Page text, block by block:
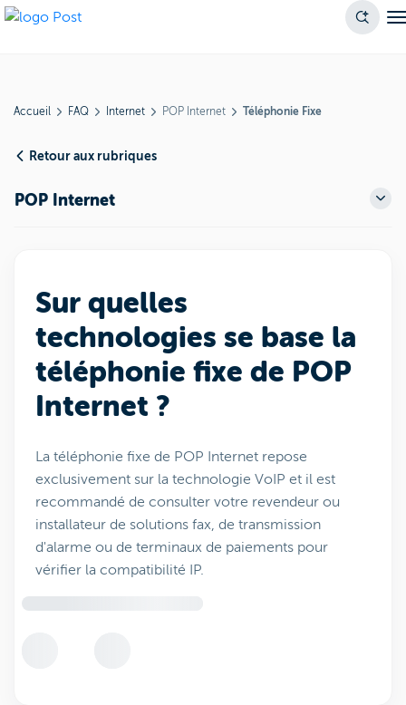
Accueil FAQ Internet POP Internet Téléphonie Fixe
Retour aux rubriques
POP Internet
Sur quelles
technologies se base la
téléphonie fixe de POP
Internet ?
La téléphonie fixe de POP Internet repose
exclusivement sur la technologie VoIP et il est
recommandé de consulter votre revendeur ou
installateur de solutions fax, de transmission
d'alarme ou de terminaux de paiements pour
vérifier la compatibilité IP.